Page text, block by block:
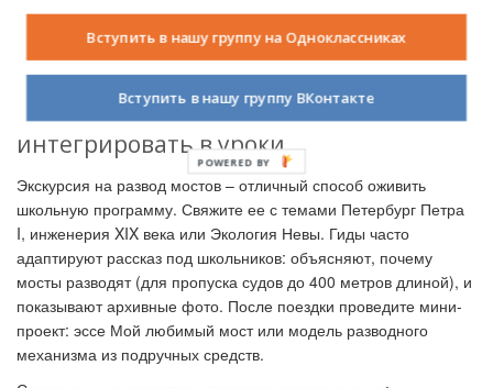
Правильная организация комфорта превращает
экскурсию в праздник, а не в испытание.
Образовательная ценность: как
интегрировать в уроки
Экскурсия на развод мостов – отличный способ оживить
школьную программу. Свяжите ее с темами Петербург Петра
I, инженерия XIX века или Экология Невы. Гиды часто
адаптируют рассказ под школьников: объясняют, почему
мосты разводят (для пропуска судов до 400 метров длиной), и
показывают архивные фото. После поездки проведите мини-
проект: эссе Мой любимый мост или модель разводного
механизма из подручных средств.
Вступить в нашу группу на Одноклассниках
Вступить в нашу группу ВКонтакте